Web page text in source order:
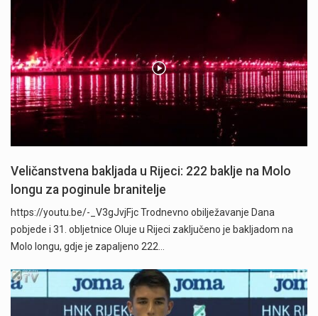
Veličanstvena bakljada u Rijeci: 222 baklje na Molo
longu za poginule branitelje
https://youtu.be/-_V3gJvjFjc Trodnevno obilježavanje Dana
pobjede i 31. obljetnice Oluje u Rijeci zaključeno je bakljadom na
Molo longu, gdje je zapaljeno 222…